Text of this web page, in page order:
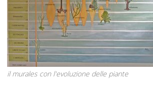
il murales con l'evoluzione delle piante